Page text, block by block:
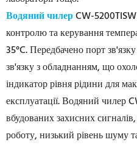
Водяний чилерCW-
контролю та керування
35°C. Передбачено порт
зв'язку з обладнанням, що
індикатор рівня рідини для
експлуатації. Водяний чилер
вбудованих захисних
роботу, низький рівень шуму